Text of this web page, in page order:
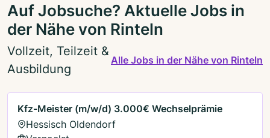
Auf Jobsuche? Aktuelle Jobs in
der Nähe von Rinteln
Vollzeit, Teilzeit &
Ausbildung
Alle Jobs in der Nähe von Rinteln
Kfz-Meister (m/w/d) 3.000€ Wechselprämie
Hessisch Oldendorf